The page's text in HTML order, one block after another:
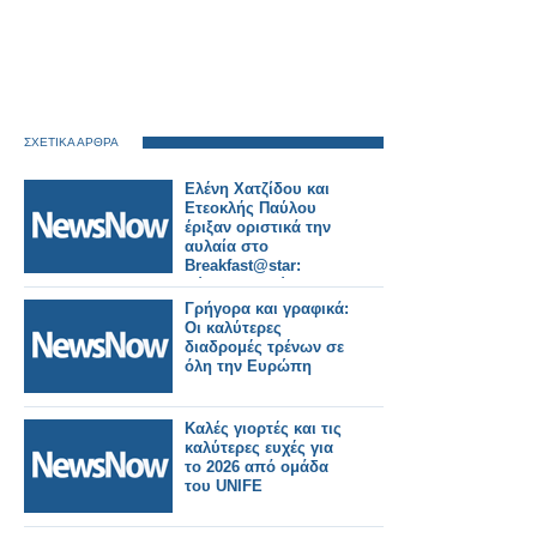
ΣΧΕΤΙΚΑ ΑΡΘΡΑ
Ελένη Χατζίδου και
Ετεοκλής Παύλου
έριξαν οριστικά την
αυλαία στο
Breakfast@star:
Εύχομαι καλύτερες
μέρες για την
τηλεόραση
Γρήγορα και γραφικά:
Οι καλύτερες
διαδρομές τρένων σε
όλη την Ευρώπη
Καλές γιορτές και τις
καλύτερες ευχές για
το 2026 από ομάδα
του UNIFE